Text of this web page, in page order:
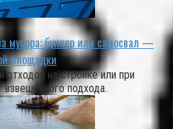
мусора: бункер или самосвал —
площадки
отходов на стройке или при
подхода.